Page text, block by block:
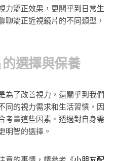
力矯正效果，更關乎到日常生
聊矯正近視鏡片的不同類型，
選擇與保養
為了改善視力，還關乎到我們
同的視力需求和生活習慣，因
考量這些因素。透過對自身需
明智的選擇。